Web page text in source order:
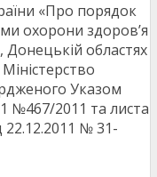
«Про порядок
охорони здоров’я
Донецькій областях
Указом
№467/2011 та листа
22.12.2011 № 31-